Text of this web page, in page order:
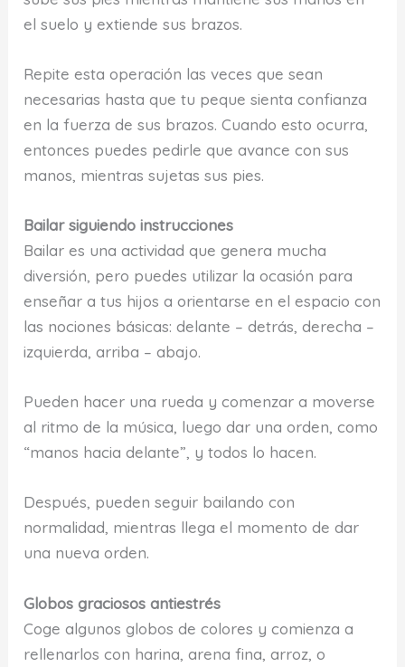
el suelo y extiende sus brazos.
Repite esta operación las veces que sean
necesarias hasta que tu peque sienta confianza
en la fuerza de sus brazos. Cuando esto ocurra,
entonces puedes pedirle que avance con sus
manos, mientras sujetas sus pies.
Bailar siguiendo instrucciones
Bailar es una actividad que genera mucha
diversión, pero puedes utilizar la ocasión para
enseñar a tus hijos a orientarse en el espacio con
las nociones básicas: delante – detrás, derecha –
izquierda, arriba – abajo.
Pueden hacer una rueda y comenzar a moverse
al ritmo de la música, luego dar una orden, como
“manos hacia delante”, y todos lo hacen.
Después, pueden seguir bailando con
normalidad, mientras llega el momento de dar
una nueva orden.
Globos graciosos antiestrés
Coge algunos globos de colores y comienza a
rellenarlos con harina, arena fina, arroz, o